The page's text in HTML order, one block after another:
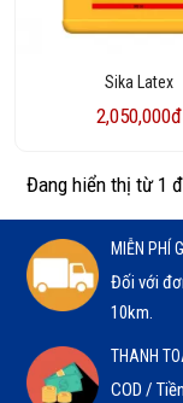
Sika Latex
2,050,000đ
Đang hiển thị từ 1
MIỄN PHÍ
Đối với
10km.
THANH
COD /